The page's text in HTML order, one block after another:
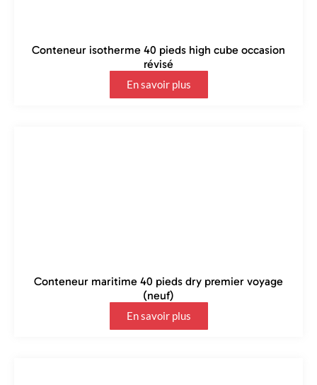
Conteneur isotherme 40 pieds high cube occasion
révisé
En savoir plus
Conteneur maritime 40 pieds dry premier voyage
(neuf)
En savoir plus